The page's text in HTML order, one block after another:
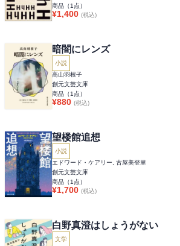
商品（1 点）
¥1,400 (税込)
暗闇にレンズ
小説
高山羽根子
創元文芸文庫
商品（1 点）
¥880 (税込)
望楼館追想
小説
エドワード・ケアリー, 古屋美登里
創元文芸文庫
商品（1 点）
¥1,700 (税込)
白野真澄はしょうがない
文学